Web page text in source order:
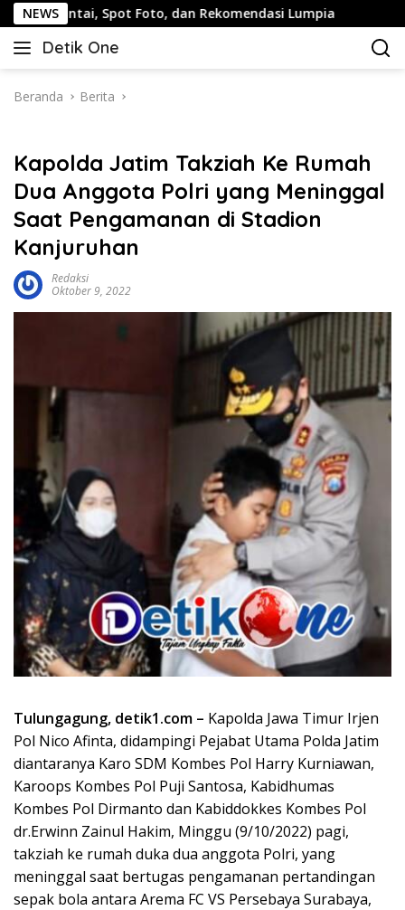
Langsung
ke
konten
NEWS
Spot Foto, dan Rekomendasi Lumpia Panduan
Detik One
Tajam
Fakta
Beranda Berita
Kapolda Jatim Takziah Ke Rumah
Dua Anggota Polri yang Meninggal
Saat Pengamanan di Stadion
Kanjuruhan
Redaksi
Oktober 9, 2022
Tulungagung, detik1.com – Kapolda Jawa Timur Irjen
Pol Nico Afinta, didampingi Pejabat Utama Polda Jatim
diantaranya Karo SDM Kombes Pol Harry Kurniawan,
Karoops Kombes Pol Puji Santosa, Kabidhumas
Kombes Pol Dirmanto dan Kabiddokkes Kombes Pol
dr.Erwinn Zainul Hakim, Minggu (9/10/2022) pagi,
takziah ke rumah duka dua anggota Polri, yang
meninggal saat bertugas pengamanan pertandingan
sepak bola antara Arema FC VS Persebaya Surabaya,